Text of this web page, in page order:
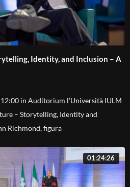
Identity, and Inclusion – A
in Auditorium l’Università IULM
– Storytelling, Identity and
Richmond, figura
01:24:26